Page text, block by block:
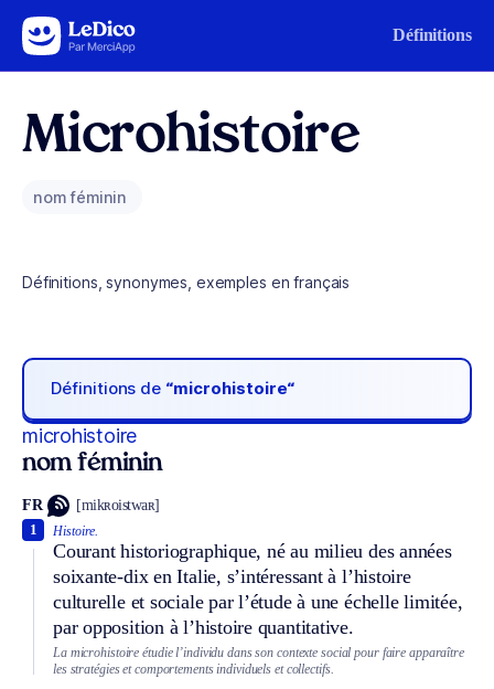
Aller au contenu Définitions
Microhistoire
nom féminin
Définitions, synonymes, exemples en français
Définitions de “microhistoire“
microhistoire
nom féminin
FR [mikʀoistwaʀ]
Histoire.
Courant historiographique, né au milieu des années
soixante-dix en Italie, s’intéressant à l’histoire
culturelle et sociale par l’étude à une échelle limitée,
par opposition à l’histoire quantitative.
1
La microhistoire étudie l’individu dans son contexte social pour faire apparaître
les stratégies et comportements individuels et collectifs.